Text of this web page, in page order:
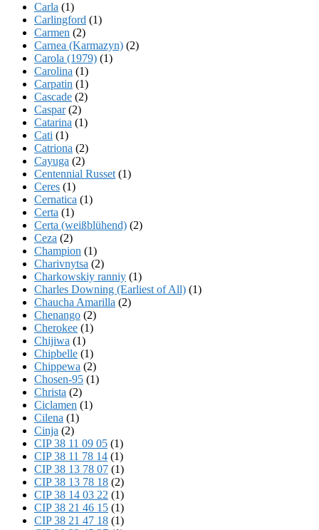
Carla (1)
Carlingford (1)
Carmen (2)
Carnea (Karmazyn) (2)
Carola (1979) (1)
Carolina (1)
Carpatin (1)
Cascade (2)
Caspar(2)
Catarina (1)
Cati (1)
Catriona (2)
Cayuga (2)
Centennial Russet (1)
Ceres (1)
Cernatica (1)
Certa (1)
Certa (weißblühend) (2)
Ceza (2)
Champion (1)
Charivnytsa (2)
Charkowskiy ranniy (1)
Charles Downing (Earliest of All) (1)
Chaucha Amarilla (2)
Chenango (2)
Cherokee (1)
Chijiwa (1)
Chipbelle (1)
Chippewa (2)
Chosen-95 (1)
Christa (2)
Ciclamen (1)
Cilena (1)
Cinja (2)
CIP 38 11 09 05 (1)
CIP 38 11 78 14 (1)
CIP 38 13 78 07 (1)
CIP 38 13 78 18 (2)
CIP 38 14 03 22 (1)
CIP 38 21 46 15 (1)
CIP 38 21 47 18 (1)